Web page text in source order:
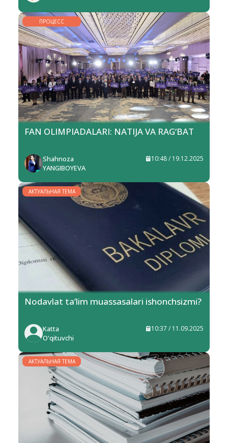
ПРОЦЕСС
FAN OLIMPIADALARI: NATIJA VA RAG‘BAT
Shahnoza
YANGIBOYEVA
10:48 / 19.12.2025
АКТУАЛЬНАЯ ТЕМА
Nodavlat ta’lim muassasalari ishonchsizmi?
Katta
O'qituvchi
10:37 / 11.09.2025
АКТУАЛЬНАЯ ТЕМА